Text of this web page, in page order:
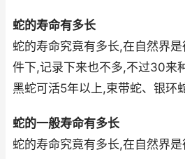
蛇的寿命有多长
蛇的寿命究竟有多长,在自然界
件下,记录下来也不多,不过30来
黑蛇可活5年以上,束带蛇、银环
蛇的一般寿命有多长
蛇的寿命究竟有多长,在自然界